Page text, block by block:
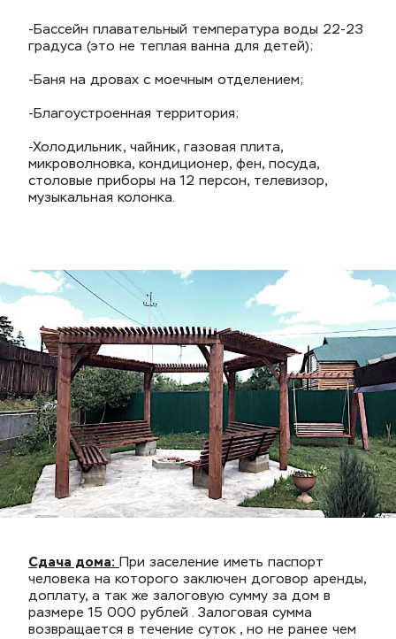
-Бассейн плавательный температура воды 22-23
градуса (это не теплая ванна для детей);
-Баня на дровах с моечным отделением;
-Благоустроенная территория;
-Холодильник, чайник, газовая плита,
микроволновка, кондиционер, фен, посуда,
столовые приборы на 12 персон, телевизор,
музыкальная колонка.
Сдача дома: При заселение иметь паспорт
человека на которого заключен договор аренды,
доплату, а так же залоговую сумму за дом в
размере 15 000 рублей . Залоговая сумма
возвращается в течение суток , но не ранее чем